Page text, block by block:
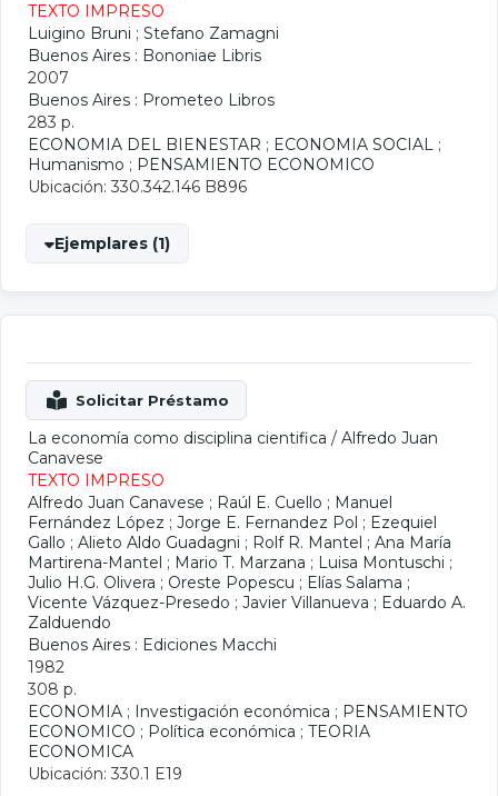
TEXTO IMPRESO
Luigino Bruni ; Stefano Zamagni
Buenos Aires : Bononiae Libris
2007
Buenos Aires : Prometeo Libros
283 p.
ECONOMIA DEL BIENESTAR ; ECONOMIA SOCIAL ;
Humanismo ; PENSAMIENTO ECONOMICO
Ubicación: 330.342.146 B896
Ejemplares (1)
La economía como disciplina cientifica / Alfredo Juan
Canavese
TEXTO IMPRESO
Alfredo Juan Canavese ; Raúl E. Cuello ; Manuel
Fernández López ; Jorge E. Fernandez Pol ; Ezequiel
Gallo ; Alieto Aldo Guadagni ; Rolf R. Mantel ; Ana María
Martirena-Mantel ; Mario T. Marzana ; Luisa Montuschi ;
Julio H.G. Olivera ; Oreste Popescu ; Elías Salama ;
Vicente Vázquez-Presedo ; Javier Villanueva ; Eduardo A.
Zalduendo
Buenos Aires : Ediciones Macchi
1982
308 p.
ECONOMIA ; Investigación económica ; PENSAMIENTO
ECONOMICO ; Política económica ; TEORIA
ECONOMICA
Ubicación: 330.1 E19